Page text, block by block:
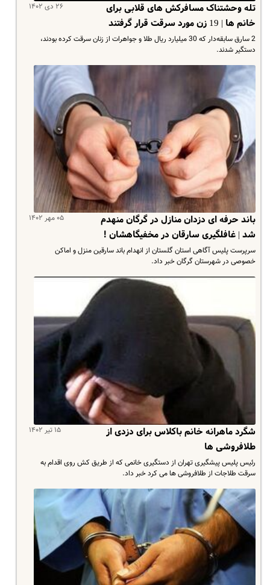
۲۶ دی ۱۴۰۲
تله وحشتناک مسافرکش های قلابی برای
خانم ها | 19 زن مورد سرقت قرار گرفتند
2 سارق سابقه‌دار که 30 میلیارد ریال طلا و جواهرات از زنان سرقت کرده بودند،
دستگیر شدند.
۰۵ مهر ۱۴۰۲
باند حرفه ای دزدان منازل در گرگان منهدم
شد | غافلگیری سارقان در مخفیگاهشان !
سرپرست پلیس آگاهی استان گلستان از انهدام باند سارقین منزل و اماکن
خصوصی در شهرستان گرگان خبر داد.
۱۵ تیر ۱۴۰۲
شگرد ماهرانه خانم باکلاس برای دزدی از
طلافروشی ها
رئیس پلیس پیشگیری تهران از دستگیری خانمی که از طریق کش روی اقدام به
سرقت طلاجات از طلافروشی ها می کرد خبر داد.